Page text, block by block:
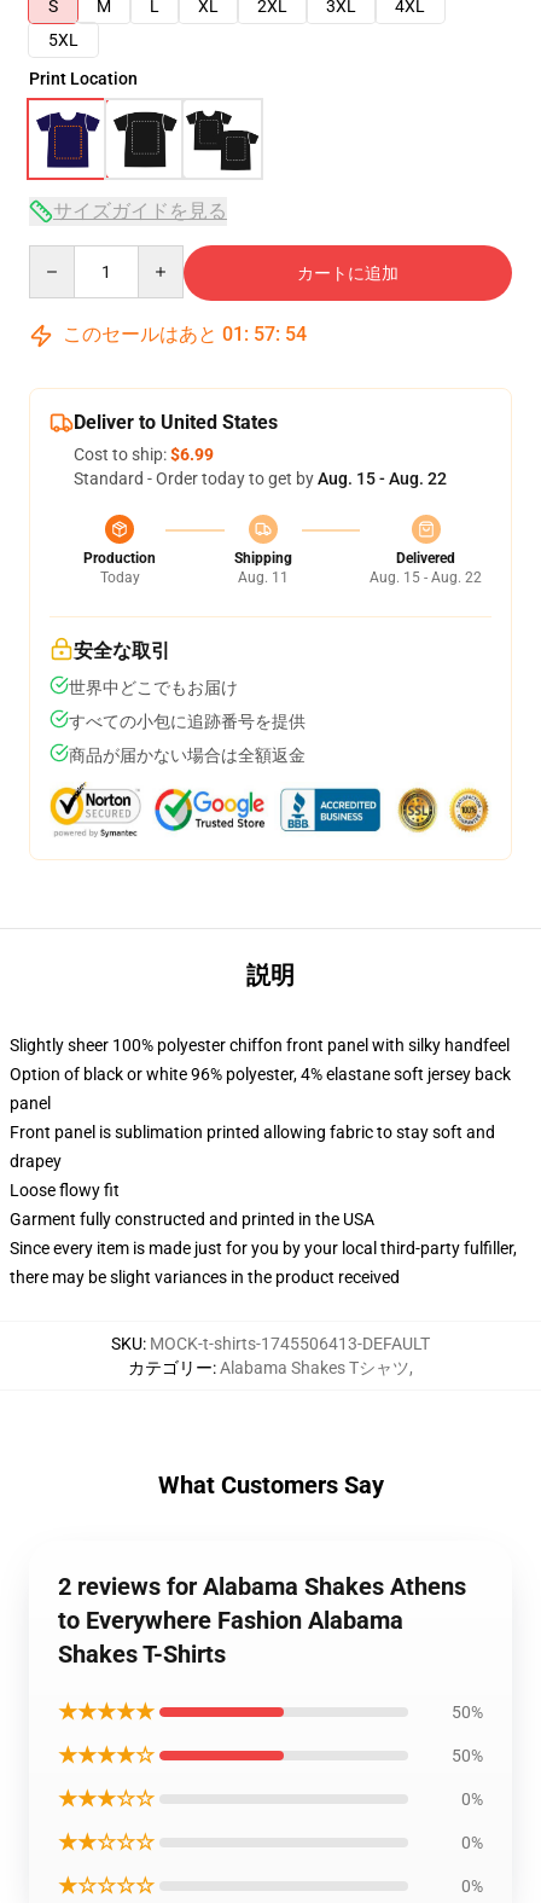
S
M L XL 2XL 3XL
4XL
5XL
Print Location
サイズガイドを見る
カートに追加
このセールはあと 01 : 57: 54
Deliver to United States
Cost to ship:$6.99
Standard - Order today to get byAug. 15 - Aug. 22
Production
Today
Shipping
Aug. 11
Delivered
Aug. 15 - Aug. 22
安全な取引
世界中どこでもお届け
すべての小包に追跡番号を提供
商品が届かない場合は全額返金
説明
Slightly sheer 100% polyester chiffon front panel with silky handfeel
Option of black or white 96% polyester, 4% elastane soft jersey back
panel
Front panel is sublimation printed allowing fabric to stay soft and
drapey
Loose flowy fit
Garment fully constructed and printed in the USA
Since every item is made just for you by your local third-party fulfiller,
there may be slight variances in the product received
SKU: MOCK-t-shirts-1745506413-DEFAULT
カテゴリー:Alabama Shakes Tシャツ,
What Customers Say
2 reviews for Alabama Shakes Athens
to Everywhere Fashion Alabama
Shakes T-Shirts
★★★★★ 50%
★★★★☆ 50%
★★★☆☆ 0%
★★☆☆☆ 0%
★☆☆☆☆ 0%